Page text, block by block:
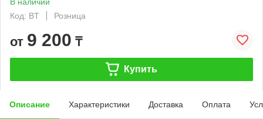
Код: BT
Розница
от 9 200 ₸
Купить
Описание Характеристики Доставка Оплата